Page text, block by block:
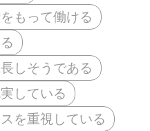
もって働ける
しそうである
している
を重視している